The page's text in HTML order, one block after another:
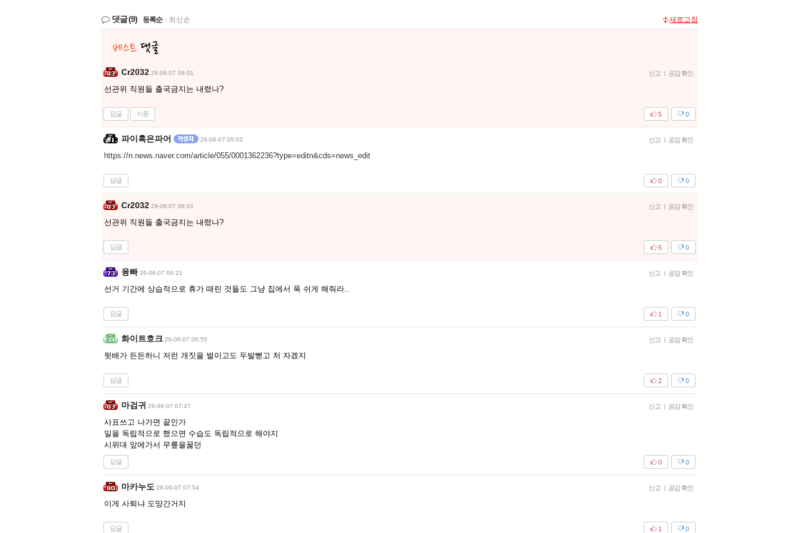
댓글(9) 등록순 최신순 새로고침
Cr2032 26-06-07 06:01 신고 공감 확인
선관위 직원들 출국금지는 내렸나?
답글 이동 0
5
파이혹은파어 26-06-07 05:02 신고 공감 확인
https://n.news.naver.com/article/055/0001362236?type=editn&cds=news_edit
답글 0
0
Cr2032 26-06-07 06:01 신고 공감 확인
선관위 직원들 출국금지는 내렸나?
답글 0
5
융빠 26-06-07 06:21 신고 공감 확인
선거 기간에 상습적으로 휴가 때린 것들도 그냥 집에서 푹 쉬게 해줘라..
답글 0
1
화이트호크 26-06-07 06:55 신고 공감 확인
뒷배가 든든하니 저런 개짓을 벌이고도 두발뻗고 처 자겠지
답글 0
2
마검귀 26-06-07 07:47 신고 공감 확인
사표쓰고 나가면 끝인가
일을 독립적으로 했으면 수습도 독립적으로 해야지
시위대 앞에가서 무릎을꿇던
답글 0
0
마카누도 26-06-07 07:54 신고 공감 확인
이게 사퇴냐 도망간거지
답글 0
1